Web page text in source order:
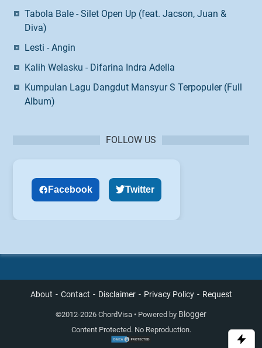
Tabola Bale - Silet Open Up (feat. Jacson, Juan &
Diva)
Lesti - Angin
Kalih Welasku - Difarina Indra Adella
Kumpulan Lagu Dangdut Mansyur S Terpopuler (Full
Album)
FOLLOW US
Facebook Twitter
About Contact Disclaimer Privacy Policy Request
©2012-2026 ChordVisa • Powered by Blogger
Content Protected. No Reproduction.